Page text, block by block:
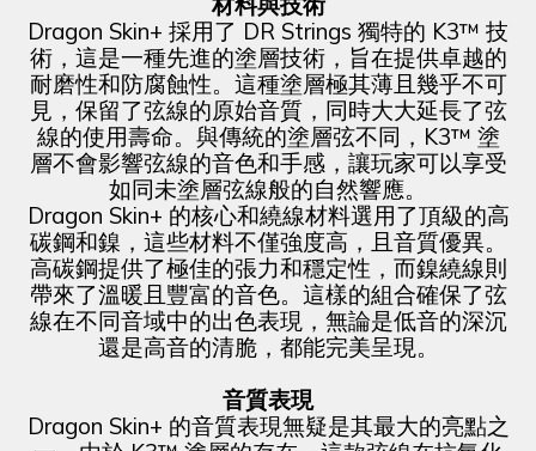
Dragon Skin+ 採用了 DR Strings 獨特的 K3™ 技
術，這是一種先進的塗層技術，旨在提供卓越的
耐磨性和防腐蝕性。這種塗層極其薄且幾乎不可
見，保留了弦線的原始音質，同時大大延長了弦
線的使用壽命。與傳統的塗層弦不同，K3™ 塗
層不會影響弦線的音色和手感，讓玩家可以享受
如同未塗層弦線般的自然響應。
Dragon Skin+ 的核心和繞線材料選用了頂級的高
碳鋼和鎳，這些材料不僅強度高，且音質優異。
高碳鋼提供了極佳的張力和穩定性，而鎳繞線則
帶來了溫暖且豐富的音色。這樣的組合確保了弦
線在不同音域中的出色表現，無論是低音的深沉
還是高音的清脆，都能完美呈現。
音質表現
Dragon Skin+ 的音質表現無疑是其最大的亮點之